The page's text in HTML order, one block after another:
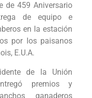
de 459 Aniversario
de equipo e
en la estación
por los paisanos
E.U.A.
de la Unión
premios y
ganaderos